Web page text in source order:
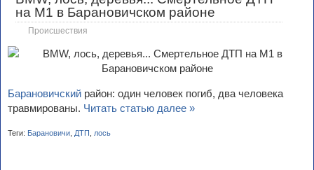
на М1 в Барановичском районе
Происшествия
Барановичский район: один человек погиб, два человека
травмированы. Читать статью далее »
Теги: Барановичи ДТП лось